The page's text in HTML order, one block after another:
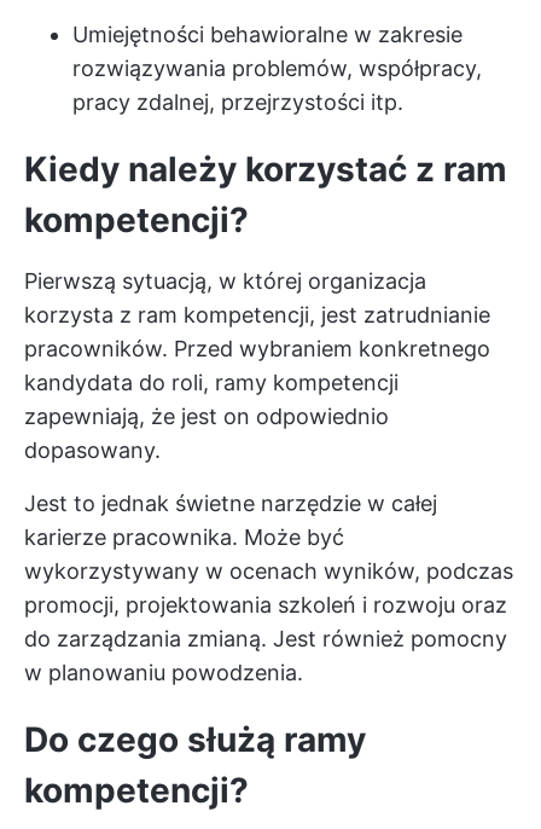
Umiejętności behawioralne w zakresie
rozwiązywania problemów, współpracy,
pracy zdalnej, przejrzystości itp.
Kiedy należy korzystać z ram
kompetencji?
Pierwszą sytuacją, w której organizacja
korzysta z ram kompetencji, jest zatrudnianie
pracowników. Przed wybraniem konkretnego
kandydata do roli, ramy kompetencji
zapewniają, że jest on odpowiednio
dopasowany.
Jest to jednak świetne narzędzie w całej
karierze pracownika. Może być
wykorzystywany w ocenach wyników, podczas
promocji, projektowania szkoleń i rozwoju oraz
do zarządzania zmianą. Jest również pomocny
w planowaniu powodzenia.
Do czego służą ramy
kompetencji?